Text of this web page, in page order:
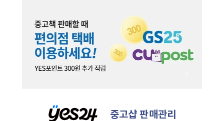
중고샵 판매관리